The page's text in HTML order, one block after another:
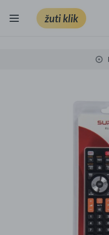
žuti klik
Sport i slobodno vrijeme